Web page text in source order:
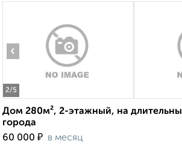
2/5
‹
Дом 280м², 2-этажный, на
города
60 000 ₽ в месяц